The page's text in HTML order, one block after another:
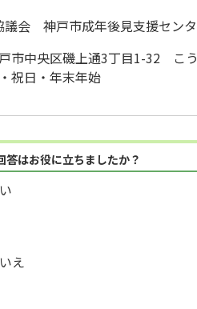
議会 神戸市成年後見支援セン
市中央区磯上通3丁目1-32 こ
祝日・年末年始
答はお役に立ちましたか？
え